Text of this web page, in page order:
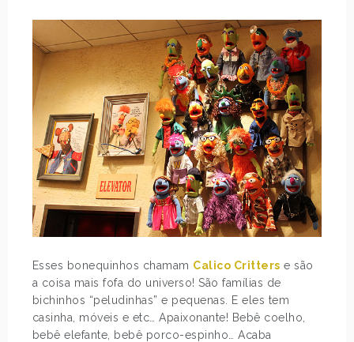
Esses bonequinhos chamam Calico Critters e são
a coisa mais fofa do universo! São famílias de
bichinhos “peludinhas” e pequenas. E eles tem
casinha, móveis e etc… Apaixonante! Bebê coelho,
bebê elefante, bebê porco-espinho… Acaba